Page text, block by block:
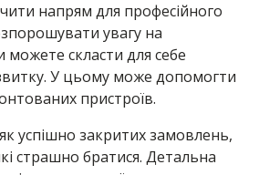
напрям для професійного
увагу на
скласти для себе
У цьому може допомогти
пристроїв.
успішно закритих замовлень,
страшно братися. Детальна